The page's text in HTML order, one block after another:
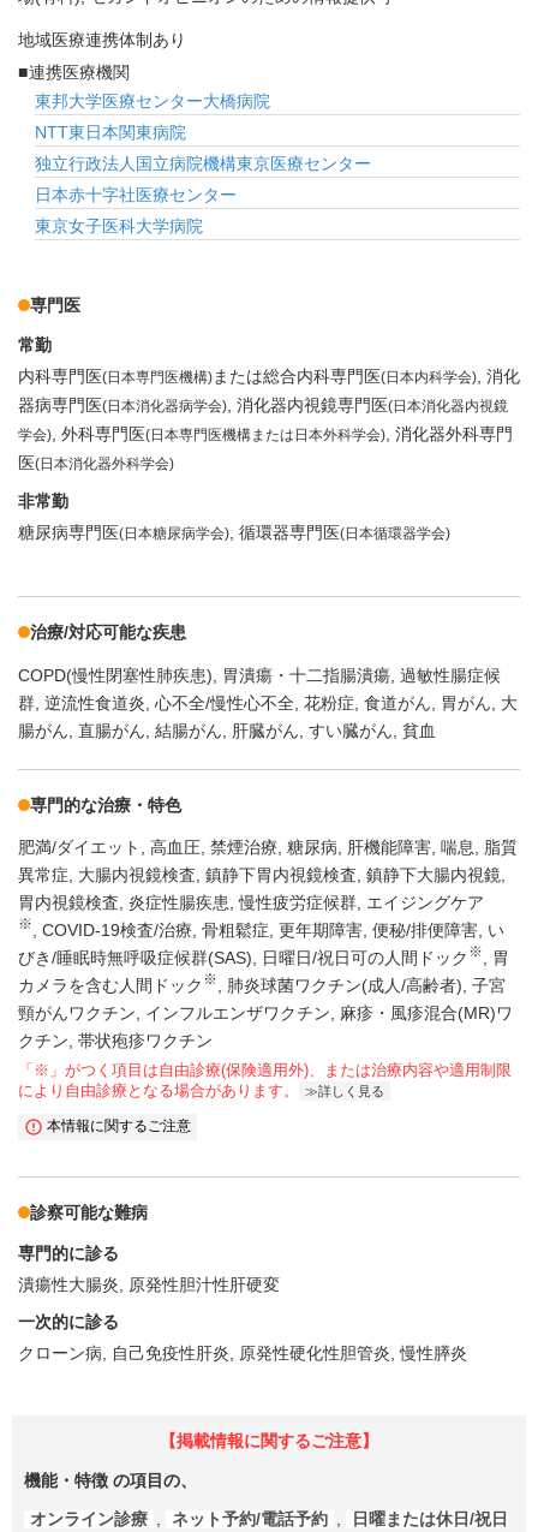
地域医療連携体制あり
連携医療機関
東邦大学医療センター大橋病院
NTT東日本関東病院
独立行政法人国立病院機構東京医療センター
日本赤十字社医療センター
東京女子医科大学病院
専門医
常勤
内科専門医(日本専門医機構)または総合内科専門医(日本内科学会) 消化
器病専門医(日本消化器病学会) 消化器内視鏡専門医(日本消化器内視鏡
学会) 外科専門医(日本専門医機構または日本外科学会) 消化器外科専門
医(日本消化器外科学会)
非常勤
糖尿病専門医(日本糖尿病学会) 循環器専門医(日本循環器学会)
治療/対応可能な疾患
COPD(慢性閉塞性肺疾患) 胃潰瘍・十二指腸潰瘍 過敏性腸症候
群 逆流性食道炎 心不全/慢性心不全 花粉症 食道がん 胃がん
大
腸がん 直腸がん 結腸がん 肝臓がん すい臓がん 貧血
専門的な治療・特色
肥満/ダイエット 高血圧 禁煙治療 糖尿病 肝機能障害 喘息
脂質
異常症
大腸内視鏡検査 鎮静下胃内視鏡検査 鎮静下大腸内視鏡
胃内視鏡検査 炎症性腸疾患 慢性疲労症候群 エイジングケア
※ COVID-19検査/治療 骨粗鬆症 更年期障害 便秘/排便障害 い
びき/睡眠時無呼吸症候群(SAS)
日曜日/祝日可の人間ドック ※
胃
カメラを含む人間ドック ※ 肺炎球菌ワクチン(成人/高齢者) 子宮
頸がんワクチン
インフルエンザワクチン
麻疹・風疹混合(MR)ワ
クチン 帯状疱疹ワクチン
「※」がつく項目は自由診療(保険適用外)、または治療内容や適用制限
により自由診療となる場合があります。
詳しく見る
本情報に関するご注意
診察可能な難病
専門的に診る
潰瘍性大腸炎
原発性胆汁性肝硬変
一次的に診る
クローン病
自己免疫性肝炎 原発性硬化性胆管炎 慢性膵炎
【掲載情報に関するご注意】
機能・特徴 の項目の、
オンライン診療 , ネット予約/電話予約 ,
日曜または休日/祝日